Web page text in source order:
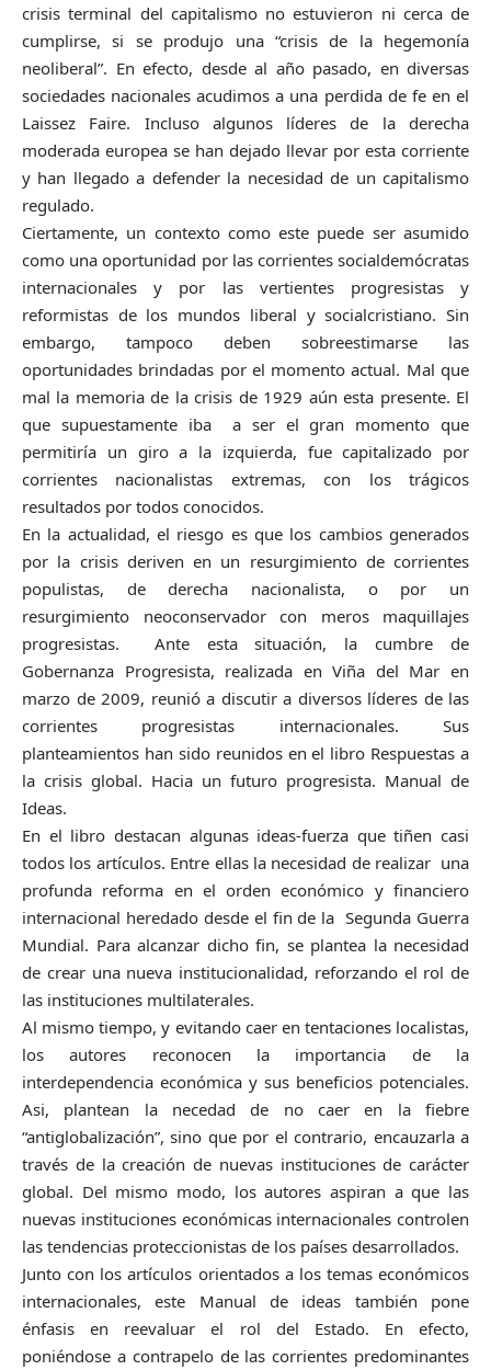
crisis terminal del capitalismo no estuvieron ni cerca de
cumplirse, si se produjo una “crisis de la hegemonía
neoliberal”. En efecto, desde al año pasado, en diversas
sociedades nacionales acudimos a una perdida de fe en el
Laissez Faire. Incluso algunos líderes de la derecha
moderada europea se han dejado llevar por esta corriente
y han llegado a defender la necesidad de un capitalismo
regulado.
Ciertamente, un contexto como este puede ser asumido
como una oportunidad por las corrientes socialdemócratas
internacionales y por las vertientes progresistas y
reformistas de los mundos liberal y socialcristiano. Sin
embargo, tampoco deben sobreestimarse las
oportunidades brindadas por el momento actual. Mal que
mal la memoria de la crisis de 1929 aún esta presente. El
que supuestamente iba a ser el gran momento que
permitiría un giro a la izquierda, fue capitalizado por
corrientes nacionalistas extremas, con los trágicos
resultados por todos conocidos.
En la actualidad, el riesgo es que los cambios generados
por la crisis deriven en un resurgimiento de corrientes
populistas, de derecha nacionalista, o por un
resurgimiento neoconservador con meros maquillajes
progresistas. Ante esta situación, la cumbre de
Gobernanza Progresista, realizada en Viña del Mar en
marzo de 2009, reunió a discutir a diversos líderes de las
corrientes progresistas internacionales. Sus
planteamientos han sido reunidos en el libro Respuestas a
la crisis global. Hacia un futuro progresista. Manual de
Ideas.
En el libro destacan algunas ideas-fuerza que tiñen casi
todos los artículos. Entre ellas la necesidad de realizar una
profunda reforma en el orden económico y financiero
internacional heredado desde el fin de la Segunda Guerra
Mundial. Para alcanzar dicho fin, se plantea la necesidad
de crear una nueva institucionalidad, reforzando el rol de
las instituciones multilaterales.
Al mismo tiempo, y evitando caer en tentaciones localistas,
los autores reconocen la importancia de la
interdependencia económica y sus beneficios potenciales.
Asi, plantean la necedad de no caer en la fiebre
“antiglobalización”, sino que por el contrario, encauzarla a
través de la creación de nuevas instituciones de carácter
global. Del mismo modo, los autores aspiran a que las
nuevas instituciones económicas internacionales controlen
las tendencias proteccionistas de los países desarrollados.
Junto con los artículos orientados a los temas económicos
internacionales, este Manual de ideas también pone
énfasis en reevaluar el rol del Estado. En efecto,
poniéndose a contrapelo de las corrientes predominantes